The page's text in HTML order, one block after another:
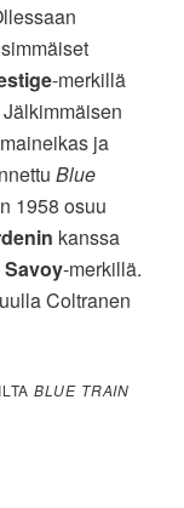
-merkillä
ja
Blue
1958 osuu
kanssa
Savoy-merkillä.
Coltranen
BLUE TRAIN